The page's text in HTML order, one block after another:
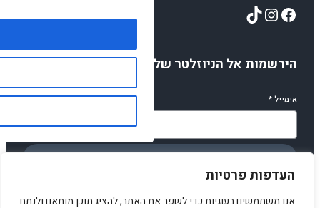
העדפות פרטיות
אנו משתמשים בעוגיות כדי לשפר את האתר, להציג תוכן מותאם ולנתח
Facebook
Instagram
TikTok
הירשמות אל הניוזלטר שלנו
אימייל*